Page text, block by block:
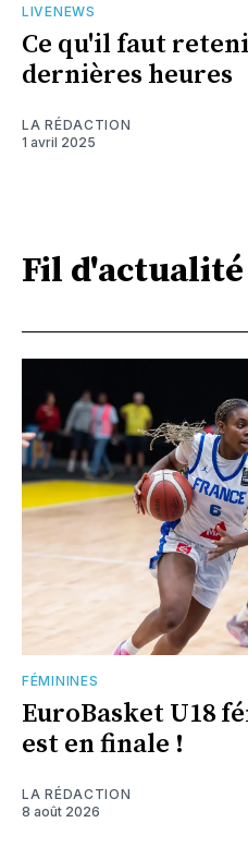
LIVENEWS
Ce qu'il faut
dernières heures
LA RÉDACTION
1 avril 2025
Fil d'actualité
FÉMININES
EuroBasket U18
est en finale !
LA RÉDACTION
8 août 2026